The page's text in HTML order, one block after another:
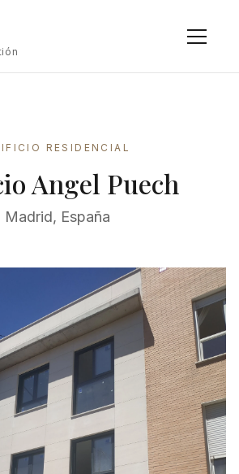
RESIDENCIAL
Angel Puech
Madrid, España